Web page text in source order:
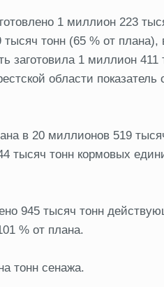
1 миллион 223
тонн (65 % от
заготовила 1 миллион 411
области показатель
в 20 миллионов 519
тысяч тонн кормовых
945 тысяч тонн
% от плана.
тонн сенажа.